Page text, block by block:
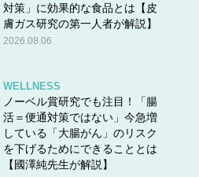
対策」に効果的な食品とは【皮
膚ガス研究の第一人者が解説】
2026.08.06
WELLNESS
ノーベル賞研究でも注目！「腸
活＝便通対策ではない」今急増
している「大腸がん」のリスク
を下げるためにできることとは
【國澤純先生が解説】